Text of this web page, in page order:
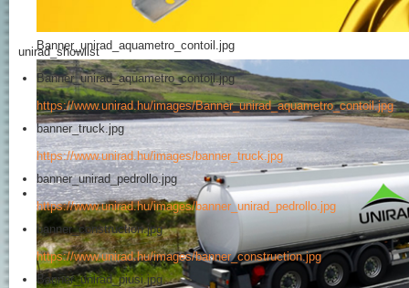
Banner_unirad_aquametro_contoil.jpg
unirad_showlist
Banner_unirad_aquametro_contoil.jpg
https://www.unirad.hu/images/Banner_unirad_aquametro_contoil.jpg
banner_truck.jpg
https://www.unirad.hu/images/banner_truck.jpg
banner_unirad_pedrollo.jpg
https://www.unirad.hu/images/banner_unirad_pedrollo.jpg
banner_construction.jpg
https://www.unirad.hu/images/banner_construction.jpg
Banner_unirad_piusi.jpg